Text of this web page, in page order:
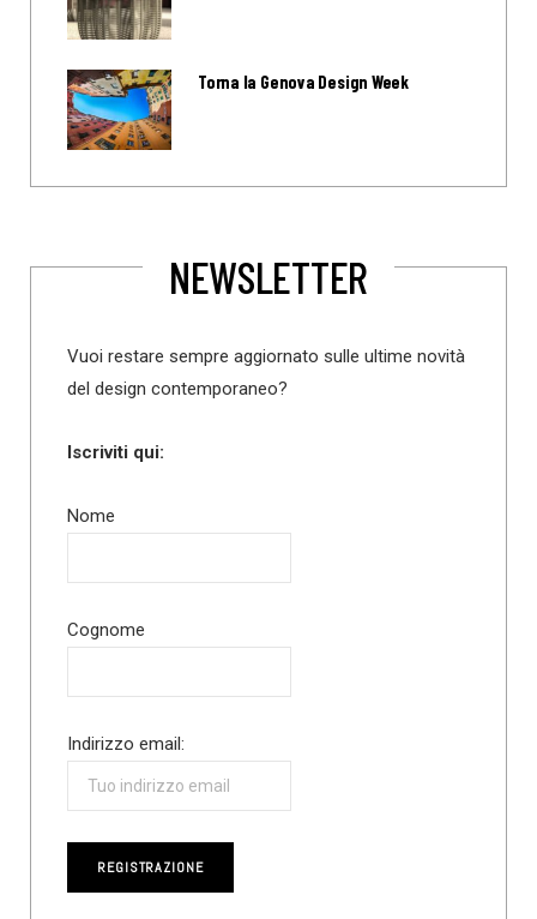
Torna la Genova Design Week
NEWSLETTER
Vuoi restare sempre aggiornato sulle ultime novità
del design contemporaneo?
Iscriviti qui:
Nome
Cognome
Indirizzo email: